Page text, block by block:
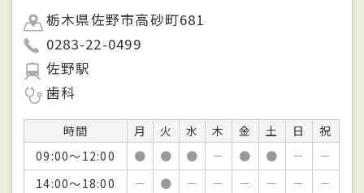
栃木県佐野市高砂町681
0283-22-0499
佐野駅
歯科
時間 月 火 水 木 金 土 日
祝
09:00～12:00
● ● ● － ● ● －
－
14:00～18:00
－ ● － － － － －
－